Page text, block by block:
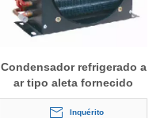
Condensador refrigerado a
ar tipo aleta fornecido
diretamente da fábrica
Inquérito